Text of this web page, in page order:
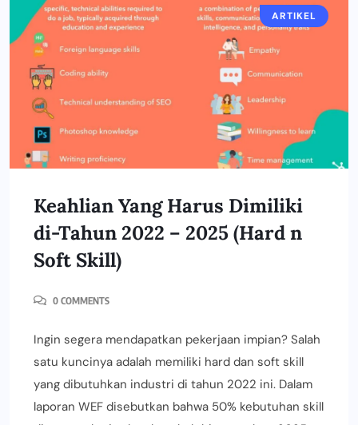
ARTIKEL
Keahlian Yang Harus Dimiliki
di-Tahun 2022 – 2025 (Hard n
Soft Skill)
0 COMMENTS
Ingin segera mendapatkan pekerjaan impian? Salah
satu kuncinya adalah memiliki hard dan soft skill
yang dibutuhkan industri di tahun 2022 ini. Dalam
laporan WEF disebutkan bahwa 50% kebutuhan skill